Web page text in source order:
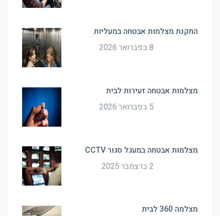
התקנת מצלמות אבטחה במעליות
8 בפברואר 2026
מצלמות אבטחה זעירות לבית
5 בפברואר 2026
מצלמות אבטחה במעגל סגור CCTV
2 בדצמבר 2025
מצלמה 360 לבית